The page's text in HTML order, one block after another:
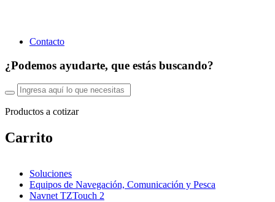
Contacto
¿Podemos ayudarte, que estás buscando?
Productos a cotizar
Carrito
Soluciones
Equipos de Navegación, Comunicación y Pesca
Navnet TZTouch 2